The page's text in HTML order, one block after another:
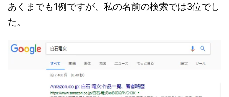
あくまでも1例ですが、私の名前の検索では3位でし
た。